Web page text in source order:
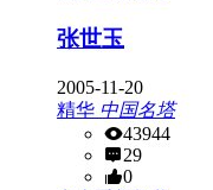
张世玉
2005-11-20
精华 中国名塔
43944
29
0